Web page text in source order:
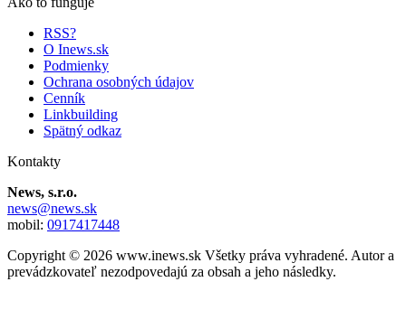
RSS?
O Inews.sk
Podmienky
Ochrana osobných údajov
Cenník
Linkbuilding
Spätný odkaz
Kontakty
News, s.r.o.
news@news.sk
mobil: 0917417448
Copyright © 2026 www.inews.sk Všetky práva vyhradené. Autor a
prevádzkovateľ nezodpovedajú za obsah a jeho následky.